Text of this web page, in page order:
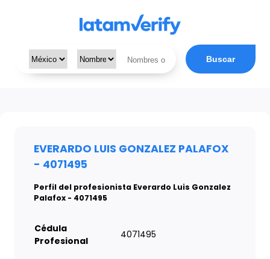
Buscar
EVERARDO LUIS GONZALEZ PALAFOX
- 4071495
Perfil del profesionista Everardo Luis Gonzalez
Palafox - 4071495
Cédula
Profesional
4071495